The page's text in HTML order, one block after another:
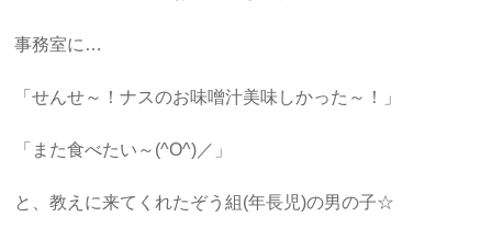
事務室に…
「せんせ～！ナスのお味噌汁美味しかった～！」
「また食べたい～(^O^)／」
と、教えに来てくれたぞう組(年長児)の男の子☆